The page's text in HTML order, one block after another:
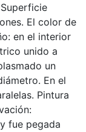
El color de
en el interior
unido a
un
En el
Pintura
fue pegada